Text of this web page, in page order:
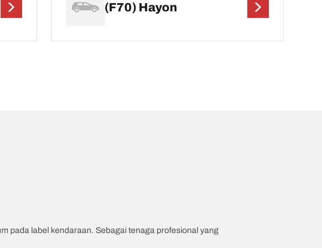
(F70) Hayon
pada label kendaraan. Sebagai tenaga profesional yang